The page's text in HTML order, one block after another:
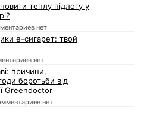
теплу підлогу у
нет
e-сигарет: твой
нет
причини,
боротьби від
Greendoctor
нет